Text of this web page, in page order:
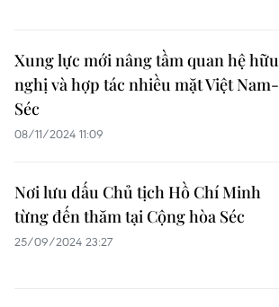
Xung lực mới nâng tầm quan hệ hữu
nghị và hợp tác nhiều mặt Việt Nam-
Séc
08/11/2024 11:09
Nơi lưu dấu Chủ tịch Hồ Chí Minh
từng đến thăm tại Cộng hòa Séc
25/09/2024 23:27